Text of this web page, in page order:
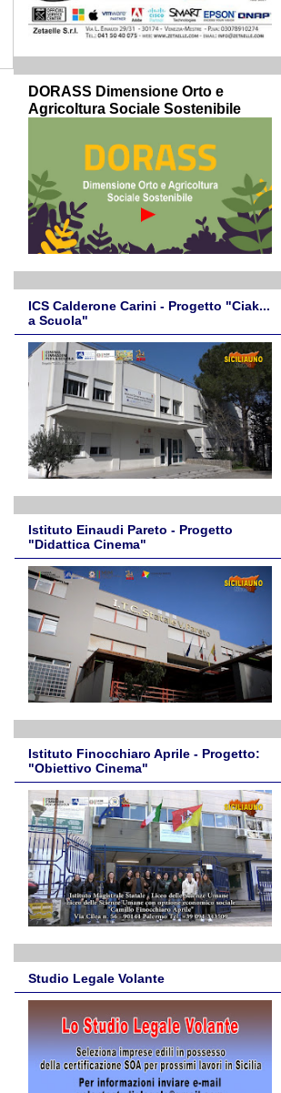
DORASS Dimensione Orto e
Agricoltura Sociale Sostenibile
ICS Calderone Carini - Progetto "Ciak...
a Scuola"
Istituto Einaudi Pareto - Progetto
"Didattica Cinema"
Istituto Finocchiaro Aprile - Progetto:
"Obiettivo Cinema"
Studio Legale Volante